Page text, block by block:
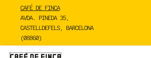
CAFÉ DE FINCA
AVDA. PINEDA 35,
CASTELLDEFELS, BARCELONA
(08860)